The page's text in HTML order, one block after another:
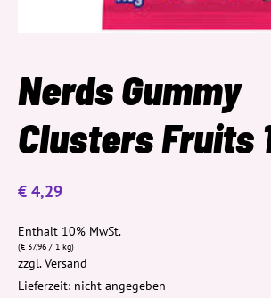
Nerds Gummy
Clusters Fruits
€ 4,29
Enthält 10% MwSt.
(€37,96 / 1 kg)
zzgl.Versand
Lieferzeit: nicht angegeben